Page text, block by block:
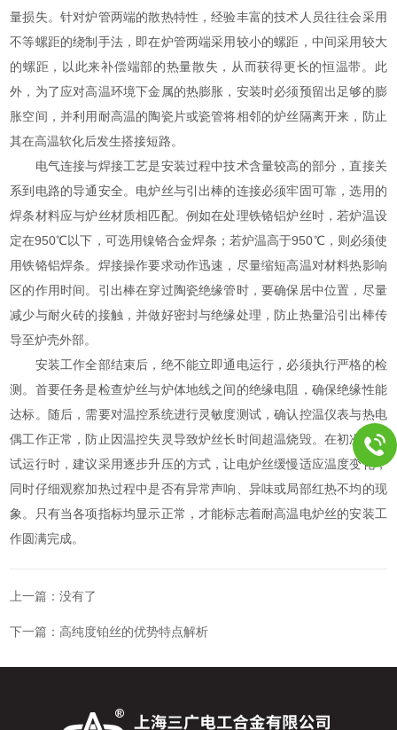
量损失。针对炉管两端的散热特性，经验丰富的技术人员往往会采用
不等螺距的绕制手法，即在炉管两端采用较小的螺距，中间采用较大
的螺距，以此来补偿端部的热量散失，从而获得更长的恒温带。此
外，为了应对高温环境下金属的热膨胀，安装时必须预留出足够的膨
胀空间，并利用耐高温的陶瓷片或瓷管将相邻的炉丝隔离开来，防止
其在高温软化后发生搭接短路。
电气连接与焊接工艺是安装过程中技术含量较高的部分，直接关
系到电路的导通安全。电炉丝与引出棒的连接必须牢固可靠，选用的
焊条材料应与炉丝材质相匹配。例如在处理铁铬铝炉丝时，若炉温设
定在950℃以下，可选用镍铬合金焊条；若炉温高于950℃，则必须使
用铁铬铝焊条。焊接操作要求动作迅速，尽量缩短高温对材料热影响
区的作用时间。引出棒在穿过陶瓷绝缘管时，要确保居中位置，尽量
减少与耐火砖的接触，并做好密封与绝缘处理，防止热量沿引出棒传
导至炉壳外部。
安装工作全部结束后，绝不能立即通电运行，必须执行严格的检
测。首要任务是检查炉丝与炉体地线之间的绝缘电阻，确保绝缘性能
达标。随后，需要对温控系统进行灵敏度测试，确认控温仪表与热电
偶工作正常，防止因温控失灵导致炉丝长时间超温烧毁。在初次通电
试运行时，建议采用逐步升压的方式，让电炉丝缓慢适应温度变化，
同时仔细观察加热过程中是否有异常声响、异味或局部红热不均的现
象。只有当各项指标均显示正常，才能标志着耐高温电炉丝的安装工
作圆满完成。
上一篇：没有了
下一篇：高纯度铂丝的优势特点解析